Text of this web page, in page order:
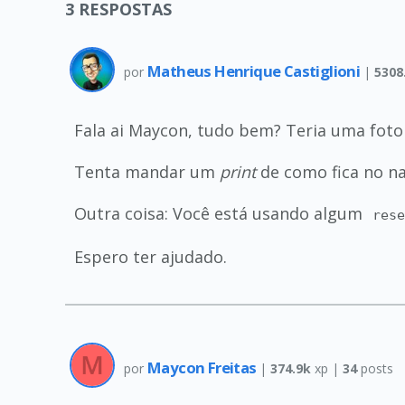
3 RESPOSTAS
por Matheus Henrique Castiglioni |
Fala ai Maycon, tudo bem? Teria uma
Tenta mandar um printde como fica no
Outra coisa: Você está usando algum
Espero ter ajudado.
por Maycon Freitas | 374.9k xp | 34posts